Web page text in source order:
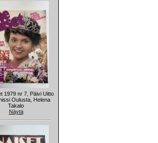
1979 nr 7, Päivi Uitto
Oulusta, Helena
Takalo
Näytä